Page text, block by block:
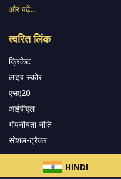
HINDI
और पढ़ें…
त्वरित लिंक
क्रिकेट
लाइव स्कोर
एसए20
आईपीएल
गोपनीयता नीति
सोशल-ट्रैकर
हमारे समाचार पत्र के सदस्य बनें